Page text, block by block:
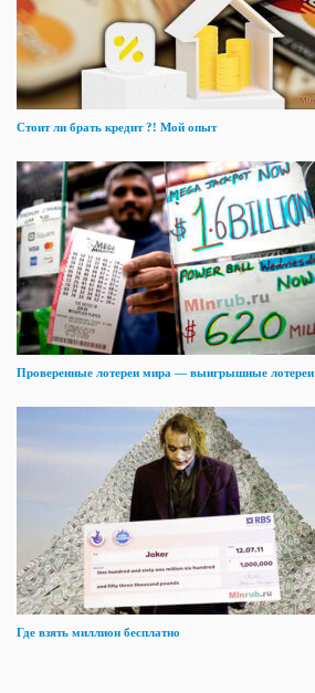
Стоит ли брать кредит ?! Мой опыт
Проверенные лотереи мира — выигрышные лотереи
Где взять миллион бесплатно